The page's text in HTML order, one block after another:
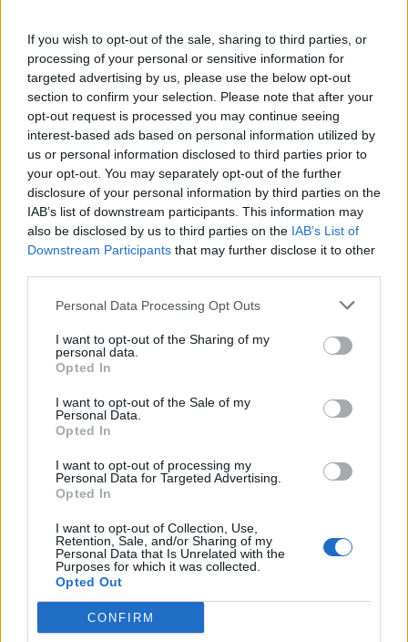
If you wish to opt-out of the sale, sharing to third parties, or
processing of your personal or sensitive information for
targeted advertising by us, please use the below opt-out
section to confirm your selection. Please note that after your
opt-out request is processed you may continue seeing
interest-based ads based on personal information utilized by
us or personal information disclosed to third parties prior to
your opt-out. You may separately opt-out of the further
disclosure of your personal information by third parties on the
IAB’s list of downstream participants. This information may
also be disclosed by us to third parties on the IAB’s List of
Downstream Participants that may further disclose it to other
Personal Data Processing Opt Outs
I want to opt-out of the Sharing of my
personal data.
Opted In
I want to opt-out of the Sale of my
Personal Data.
Opted In
I want to opt-out of processing my
Personal Data for Targeted Advertising.
Opted In
I want to opt-out of Collection, Use,
Retention, Sale, and/or Sharing of my
Personal Data that Is Unrelated with the
Purposes for which it was collected.
Opted Out
CONFIRM
Ένα σπίτι γεμάτο ρόλους που δεν λένε να σβήσουν. Το
"Θηριοτροφείο" του Δημήτρη Τσεκούρα μετατρέπει το όνειρο
σε παγίδα και το παράλογο σε καθρέφτη.
Θέατρο
Η Φένια Αποστόλου και το σκοτεινό
παραμύθι του “Αποτυπώματος”
10.12.25
Με το "Αποτύπωμα", η Φένια Αποστόλου δημιουργεί έναν
σκοτεινό, ποιητικό χώρο όπου η γυναικεία εικόνα αποτινάσσει
τις παραμορφώσεις του χρόνου και ξαναβρίσκει τη φωνή της
μέσα από την κίνηση, τη σιωπή